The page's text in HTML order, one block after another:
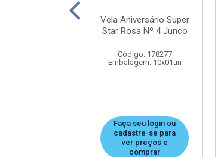
Vela Aniversário Super
Star Rosa Nº 4 Junco
Código: 178277
Embalagem: 10x01un
Faça seu login ou
cadastre-se para
ver preços e
comprar